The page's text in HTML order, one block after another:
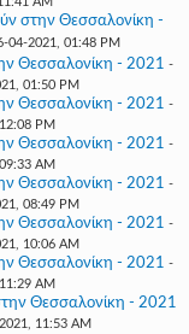
στην Θεσσαλονίκη -
04-2021, 01:48 PM
Θεσσαλονίκη - 2021 -
01:50 PM
Θεσσαλονίκη - 2021 -
PM
Θεσσαλονίκη - 2021 -
AM
Θεσσαλονίκη - 2021 -
08:49 PM
Θεσσαλονίκη - 2021 -
10:06 AM
Θεσσαλονίκη - 2021 -
AM
Θεσσαλονίκη - 2021
11:53 AM